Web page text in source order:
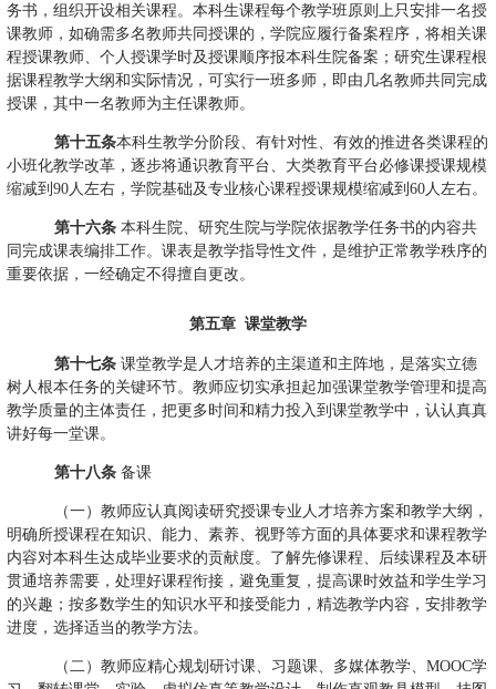
务书，组织开设相关课程。本科生课程每个教学班原则上只安排一名授
课教师，如确需多名教师共同授课的，学院应履行备案程序，将相关课
程授课教师、个人授课学时及授课顺序报本科生院备案；研究生课程根
据课程教学大纲和实际情况，可实行一班多师，即由几名教师共同完成
授课，其中一名教师为主任课教师。
第十五条本科生教学分阶段、有针对性、有效的推进各类课程的
小班化教学改革，逐步将通识教育平台、大类教育平台必修课授课规模
缩减到 90 人左右，学院基础及专业核心课程授课规模缩减到 60 人左右。
第十六条 本科生院、研究生院与学院依据教学任务书的内容共
同完成课表编排工作。课表是教学指导性文件，是维护正常教学秩序的
重要依据，一经确定不得擅自更改。
第五章 课堂教学
第十七条 课堂教学是人才培养的主渠道和主阵地，是落实立德
树人根本任务的关键环节。 教师应切实承担起加强课堂教学管理和提高
教学质量的主体责任，把更多时间和精力投入到课堂教学中，认认真真
讲好每一堂课。
第十八条 备课
（一）教师应认真阅读研究授课专业人才培养方案和教学大纲，
明确所授课程在知识、能力、素养、视野等方面的具体要求和课程教学
内容对本科生达成毕业要求的贡献度。了解先修课程、后续课程及本研
贯通培养需要，处理好课程衔接，避免重复，提高课时效益和学生学习
的兴趣；按多数学生的知识水平和接受能力，精选教学内容，安排教学
进度，选择适当的教学方法。
（二）教师应精心规划研讨课、习题课、多媒体教学、 MOOC学